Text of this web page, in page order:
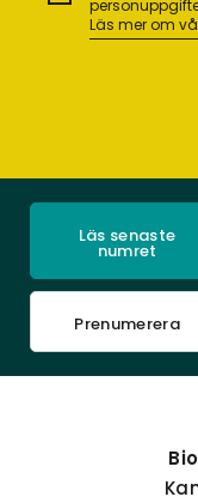
Läs mer om
Läs senaste
numret
Prenumerera